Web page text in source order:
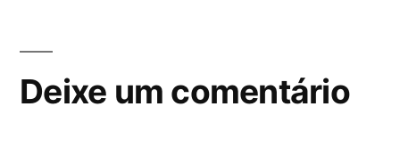
Deixe um comentário